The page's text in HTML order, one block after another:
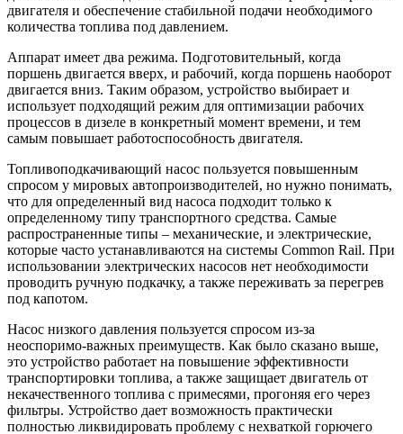
двигателя и обеспечение стабильной подачи необходимого
количества топлива под давлением.
Аппарат имеет два режима. Подготовительный, когда
поршень двигается вверх, и рабочий, когда поршень наоборот
двигается вниз. Таким образом, устройство выбирает и
использует подходящий режим для оптимизации рабочих
процессов в дизеле в конкретный момент времени, и тем
самым повышает работоспособность двигателя.
Топливоподкачивающий насос пользуется повышенным
спросом у мировых автопроизводителей, но нужно понимать,
что для определенный вид насоса подходит только к
определенному типу транспортного средства. Самые
распространенные типы – механические, и электрические,
которые часто устанавливаются на системы Common Rail. При
использовании электрических насосов нет необходимости
проводить ручную подкачку, а также переживать за перегрев
под капотом.
Насос низкого давления пользуется спросом из-за
неоспоримо-важных преимуществ. Как было сказано выше,
это устройство работает на повышение эффективности
транспортировки топлива, а также защищает двигатель от
некачественного топлива с примесями, прогоняя его через
фильтры. Устройство дает возможность практически
полностью ликвидировать проблему с нехваткой горючего